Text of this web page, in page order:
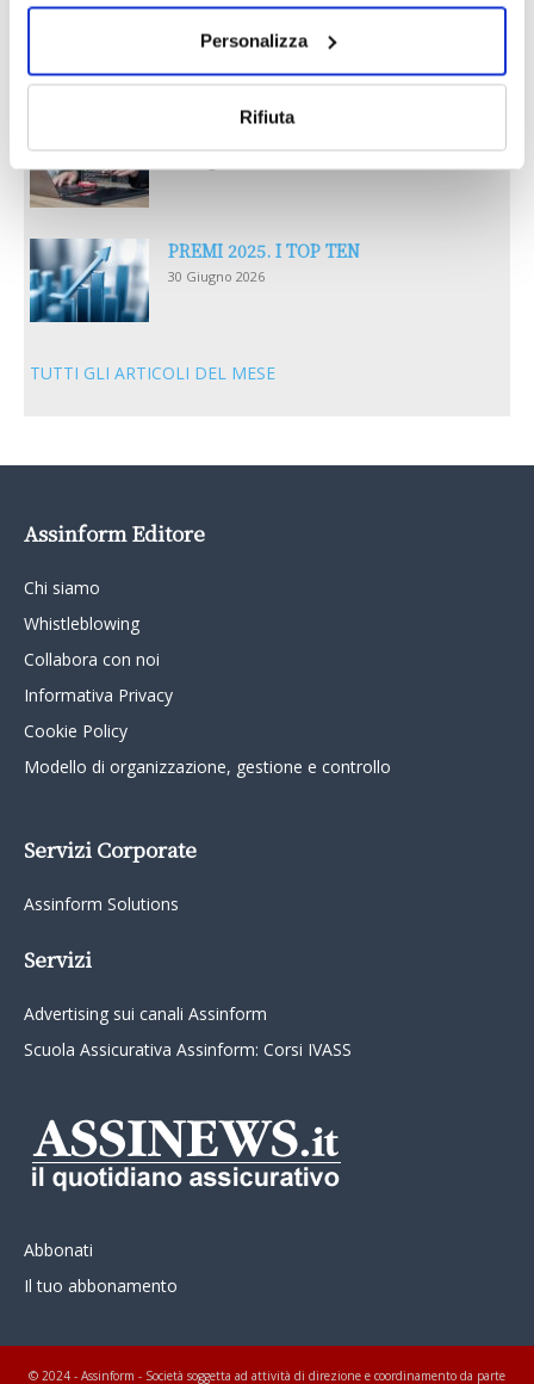
Personalizza
Rifiuta
RECENSIONI E CRISI DIGITALI
30 Giugno 2026
PREMI 2025. I TOP TEN
30 Giugno 2026
TUTTI GLI ARTICOLI DEL MESE
Assinform Editore
Chi siamo
Whistleblowing
Collabora con noi
Informativa Privacy
Cookie Policy
Modello di organizzazione, gestione e controllo
Servizi Corporate
Assinform Solutions
Servizi
Advertising sui canali Assinform
Scuola Assicurativa Assinform: Corsi IVASS
Abbonati
Il tuo abbonamento
© 2024 - Assinform - Società soggetta ad attività di direzione e coordinamento da parte